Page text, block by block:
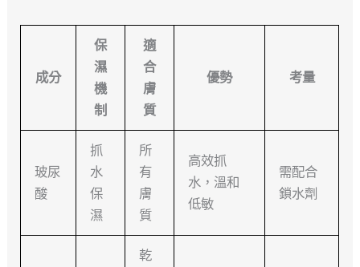
成分
保
濕
機
制
適
合
膚
質
優勢 考量
玻尿
酸
抓
水
保
濕
所
有
膚
質
高效抓
水，溫和
低敏
需配合
鎖水劑
乾